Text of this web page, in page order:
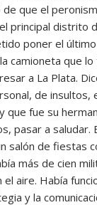
que el
principal distrito
poner el
camioneta que
a La Plata.
de insultos,
que fue su
pasar a saludar.
salón de fiestas
más de cien
aire. Había
y la